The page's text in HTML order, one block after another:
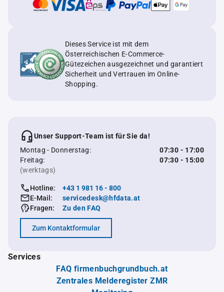
Dieses Service ist mit dem
Österreichischen E-Commerce-
Gütezeichen ausgezeichnet und garantiert
Sicherheit und Vertrauen im Online-
Shopping.
Unser Support-Team ist für Sie da!
Montag - Donnerstag:
07:30 - 17:00
Freitag:
07:30 - 15:00
(werktags)
Hotline:
+43 1 981 16 - 800
E-Mail:
servicedesk@hfdata.at
Fragen:
Zu den FAQ
Zum Kontaktformular
Services
FAQ firmenbuchgrundbuch.at
Zentrales Melderegister ZMR